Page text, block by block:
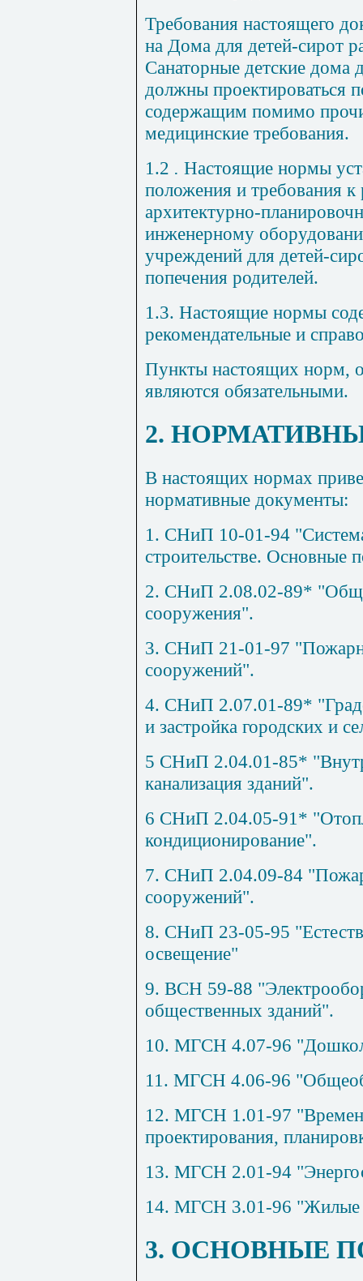
Требования настоящего
на Дома для детей-сирот
Санаторные детские дома
должны проектироваться
содержащим помимо
медицинские требования.
1.2 . Настоящие нормы
положения и требования
архитектурно-
инженерному
учреждений для детей-
попечения родителей.
1.3. Настоящие нормы
рекомендательные и
Пункты настоящих норм,
являются обязательными.
2.
В настоящих нормах
нормативные документы:
1. СНиП 10-01-94
строительстве. Основные
2. СНиП 2.08.02-89*
сооружения".
3. СНиП 21-01-97
сооружений".
4. СНиП 2.07.01-89*
и застройка городских и
5 СНиП 2.04.01-85*
канализация зданий".
6 СНиП 2.04.05-91*
кондиционирование".
7. СНиП 2.04.09-84
сооружений".
8. СНиП 23-05-95
освещение"
9. ВСН 59-88
общественных зданий".
10. МГСН 4.07-96
11. МГСН 4.06-96
12. МГСН 1.01-97
проектирования,
13. МГСН 2.01-94
14. МГСН 3.01-96 "Жилые
3. ОСНОВНЫЕ